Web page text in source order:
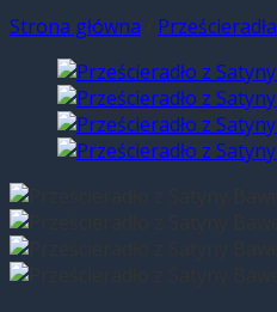
Strona główna Prześcieradła